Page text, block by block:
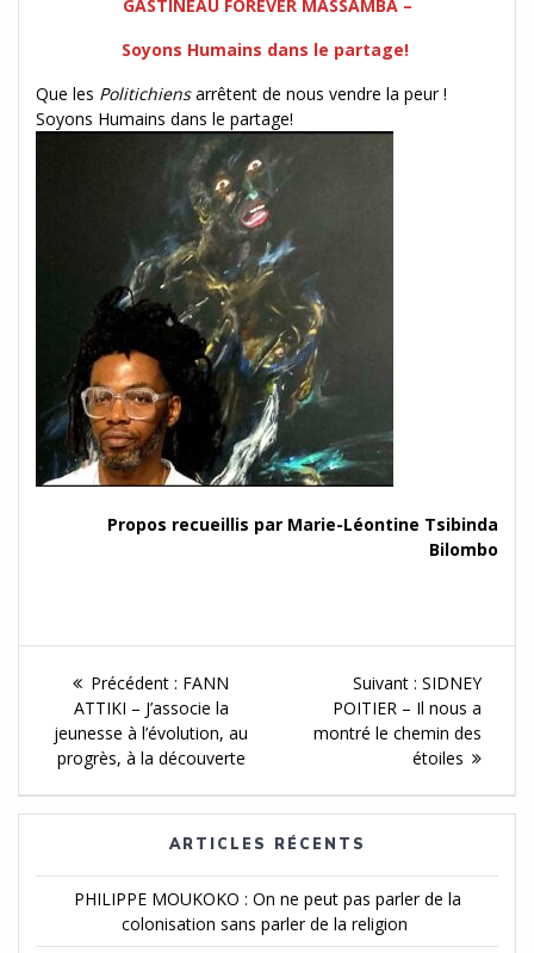
GASTINEAU FOREVER MASSAMBA –
Soyons Humains dans le partage!
Que les Politichiensarrêtent de nous vendre la peur !
Soyons Humains dans le partage!
Propos recueillis par Marie-Léontine Tsibinda
Bilombo
Navigation
de
l'article
Précédent : Article
précédent :
FANN
ATTIKI – J’associe la
jeunesse à l’évolution, au
progrès, à la découverte
Suivant : Article
Suivant :
SIDNEY
POITIER – Il nous a
montré le chemin des
étoiles
ARTICLES RÉCENTS
PHILIPPE MOUKOKO : On ne peut pas parler de la
colonisation sans parler de la religion